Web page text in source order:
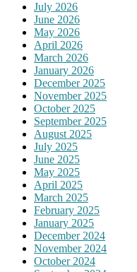
July 2026
June 2026
May 2026
April 2026
March 2026
January 2026
December 2025
November 2025
October 2025
September 2025
August 2025
July 2025
June 2025
May 2025
April 2025
March 2025
February 2025
January 2025
December 2024
November 2024
October 2024